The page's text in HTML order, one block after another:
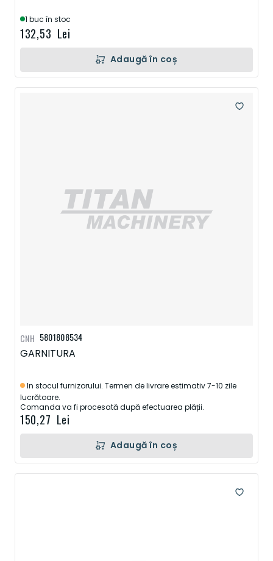
1 buc în stoc
132,53 Lei
Adaugă în coș
5801808534
GARNITURA
In stocul furnizorului. Termen de livrare estimativ 7-10 zile
lucrătoare.
Comanda va fi procesată după efectuarea plății.
150,27 Lei
CNH
Adaugă în coș